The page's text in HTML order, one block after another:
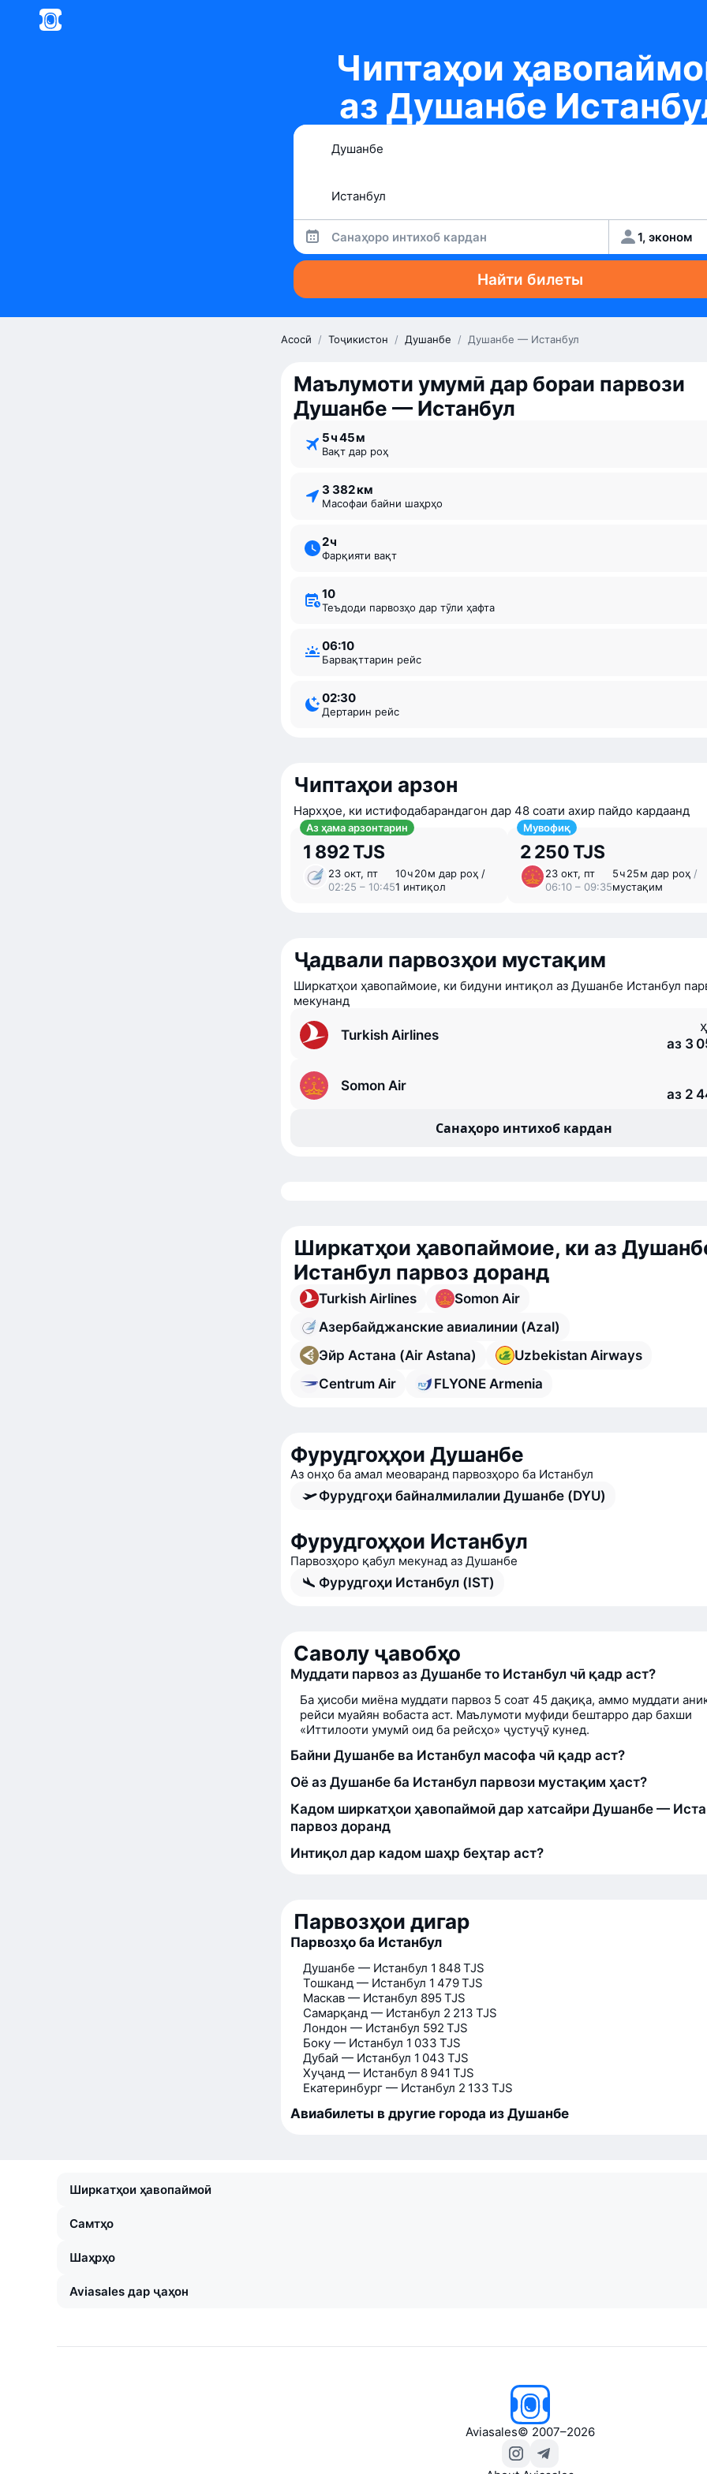
Чиптаҳои
аз Душанбе
Санаҳоро интихоб кардан 1, эконом
Найти билеты
Асосӣ / Тоҷикистон / Душанбе / Душанбе — Истанбул
Маълумоти умумӣ дар бораи парвози
Душанбе — Истанбул
5 ⁠ч 45 ⁠м
Вақт дар роҳ
3 382 км
Масофаи байни шаҳрҳо
2 ⁠ч
Фарқияти вақт
10
Теъдоди парвозҳо дар тӯли ҳафта
06:10
Барвақттарин рейс
02:30
Дертарин рейс
Чиптаҳои арзон
Нархҳое, ки истифодабарандагон дар 48 соати ахир пайдо кардаанд
Аз ҳама арзонтарин
1 892 TJS
23 окт, пт
02:25 – 10:45
10 ⁠ч 20 ⁠м дар роҳ /
1 интиқол
Мувофиқ
2 250 TJS
23 окт, пт
06:10 – 09:35
5 ⁠ч 25 ⁠м дар роҳ /
мустақим
Ҷадвали парвозҳои мустақим
Ширкатҳои ҳавопаймоие, ки бидуни интиқол аз Душанбе Истанбул
мекунанд
Turkish Airlines
аз 3
Somon Air
аз 2
Санаҳоро интихоб кардан
Ширкатҳои ҳавопаймоие, ки аз
Истанбул парвоз доранд
Turkish Airlines
Somon Air
Азербайджанские авиалинии (Azal)
Эйр Астана (Air Astana)
Uzbekistan Airways
Centrum Air
FLYONE Armenia
Фурудгоҳҳои Душанбе
Аз онҳо ба амал меоваранд парвозҳоро ба Истанбул
Фурудгоҳи байналмилалии Душанбе (DYU)
Фурудгоҳҳои Истанбул
Парвозҳоро қабул мекунад аз Душанбе
Фурудгоҳи Истанбул (IST)
Саволу ҷавобҳо
Муддати парвоз аз Душанбе то Истанбул чӣ қадр аст?
Ба ҳисоби миёна муддати парвоз 5 соат 45 дақиқа, аммо муддати
рейси муайян вобаста аст. Маълумоти муфиди бештарро дар бахши
«Иттилооти умумӣ оид ба рейсҳо» ҷустуҷӯ кунед.
Байни Душанбе ва Истанбул масофа чӣ қадр аст?
Оё аз Душанбе ба Истанбул парвози мустақим ҳаст?
Кадом ширкатҳои ҳавопаймоӣ дар хатсайри Душанбе —
парвоз доранд
Интиқол дар кадом шаҳр беҳтар аст?
Парвозҳои дигар
Парвозҳо ба Истанбул
Душанбе — Истанбул 1 848 TJS
Тошканд — Истанбул 1 479 TJS
Маскав — Истанбул 895 TJS
Самарқанд — Истанбул 2 213 TJS
Лондон — Истанбул 592 TJS
Боку — Истанбул 1 033 TJS
Дубай — Истанбул 1 043 TJS
Хуҷанд — Истанбул 8 941 TJS
Екатеринбург — Истанбул 2 133 TJS
Авиабилеты в другие города из Душанбе
Ширкатҳои ҳавопаймоӣ
Самтҳо
Шаҳрҳо
Aviasales дар ҷаҳон
Aviasales© 2007–2026